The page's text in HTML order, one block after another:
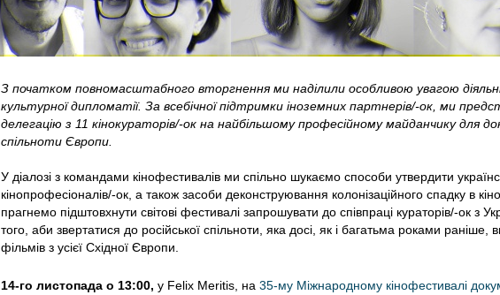
З початком повномасштабного вторгнення ми наділили особливою увагою
культурної дипломатії. За всебічної підтримки іноземних партнерів/-ок, ми
делегацію з 11 кінокураторів/-ок на найбільшому професійному майданчику для
спільноти Європи.
У діалозі з командами кінофестивалів ми спільно шукаємо способи утвердити
кінопрофесіоналів/-ок, а також засоби деконструювання колонізаційного спадку в
прагнемо підштовхнути світові фестивалі запрошувати до співпраці кураторів/-ок з
того, аби звертатися до російської спільноти, яка досі, як і багатьма роками раніше,
фільмів з усієї Східної Європи.
14-го листопада о 13:00, у Felix Meritis, на 35-му Міжнародному кінофестивалі